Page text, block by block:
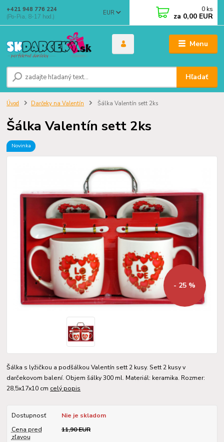
Menu
EUR
Hľadať
+421 948 776 224
(Po-Pia, 8-17 hod.)
0 ks
za 0,00 EUR
Úvod Darčeky na Valentín Šálka Valentín sett 2ks
Šálka Valentín sett 2ks
Novinka
- 25 %
Šálka s lyžičkou a podšálkou Valentín sett 2 kusy. Sett 2 kusy v
darčekovom balení. Objem šálky 300 ml. Materiál: keramika. Rozmer:
28,5x17x10 cm celý popis
Dostupnosť
Nie je skladom
Cena pred
zľavou
11,90 EUR